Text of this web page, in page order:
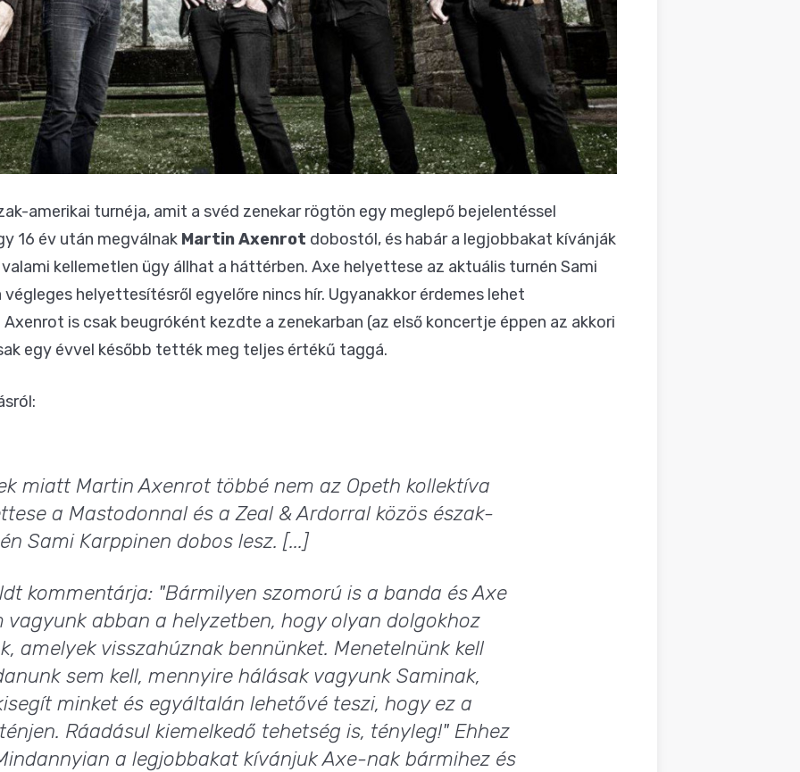
amerikai turnéja, amit a svéd zenekar rögtön egy meglepő bejelentéssel
16 év után megválnak Martin Axenrot dobostól, és habár a legjobbakat kívánják
kellemetlen ügy állhat a háttérben. Axe helyettese az aktuális turnén Sami
végleges helyettesítésről egyelőre nincs hír. Ugyanakkor érdemes lehet
is csak beugróként kezdte a zenekarban (az első koncertje éppen az akkori
egy évvel később tették meg teljes értékű taggá.
miatt Martin Axenrot többé nem az Opeth kollektíva
a Mastodonnal és a Zeal & Ardorral közös észak-
Sami Karppinen dobos lesz. [...]
kommentárja: "Bármilyen szomorú is a banda és Axe
vagyunk abban a helyzetben, hogy olyan dolgokhoz
amelyek visszahúznak bennünket. Menetelnünk kell
sem kell, mennyire hálásak vagyunk Saminak,
minket és egyáltalán lehetővé teszi, hogy ez a
Ráadásul kiemelkedő tehetség is, tényleg!" Ehhez
a legjobbakat kívánjuk Axe-nak bármihez és